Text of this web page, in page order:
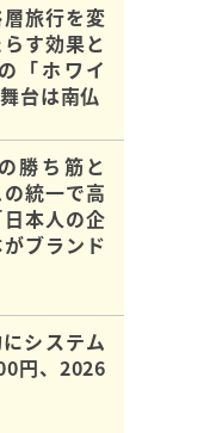
旅行を変
す効果と
「ホワイ
台は南仏
勝ち筋と
統一で高
本人の企
ブランド
システム
円、2026